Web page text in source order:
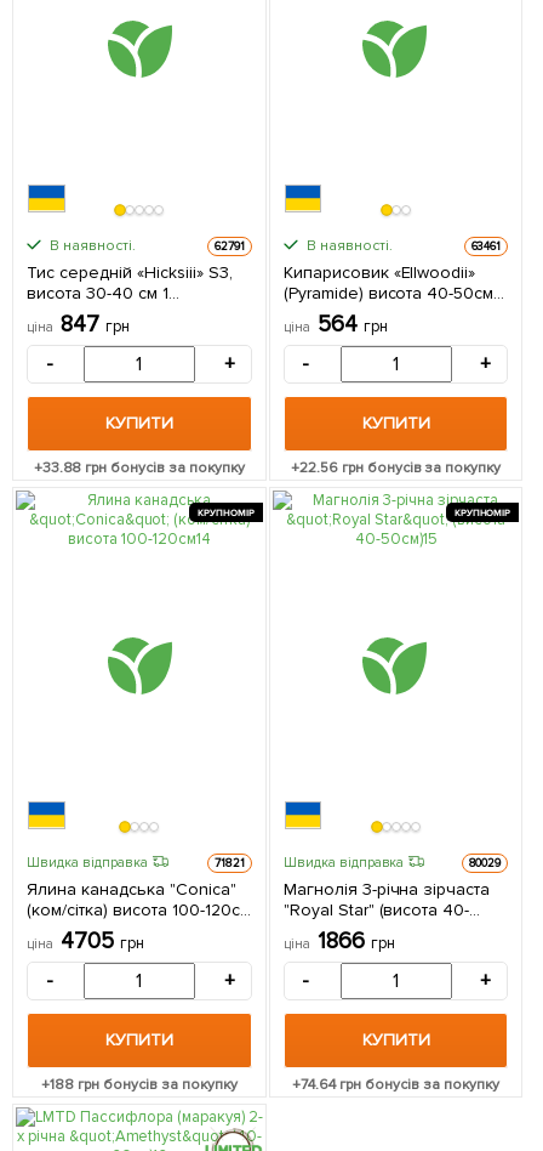
В наявності. 62791
Тис середній «Hicksiiі» S3,
висота 30-40 см 1
саджанець в упаковці
ціна 847 грн
- +
КУПИТИ
+33.88 грн бонусів за покупку
В наявності. 63461
Кипарисовик «Ellwoodii»
(Pyramide) висота 40-50см 1
саджанець в упаковці
ціна 564 грн
- +
КУПИТИ
+22.56грн бонусів за покупку
КРУПНОМІР
Швидка відправка 71821
Ялина канадська "Conica"
(ком/сітка) висота 100-120см
1 саджанець в упаковці
ціна 4705 грн
- +
КУПИТИ
+188 грн бонусів за покупку
КРУПНОМІР
Швидка відправка 80029
Магнолія 3-річна зірчаста
"Royal Star" (висота 40-
50см) 1 саджанець в
упаковці
ціна 1866 грн
- +
КУПИТИ
+74.64грн бонусів за покупку